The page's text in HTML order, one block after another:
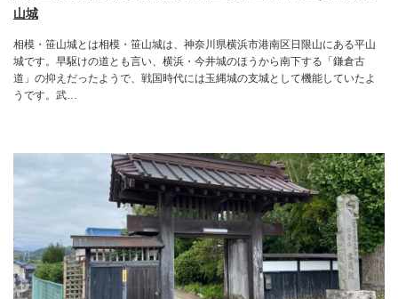
山城
相模・笹山城とは相模・笹山城は、神奈川県横浜市港南区日限山にある平山
城です。早駆けの道とも言い、横浜・今井城のほうから南下する「鎌倉古
道」の抑えだったようで、戦国時代には玉縄城の支城として機能していたよ
うです。武…